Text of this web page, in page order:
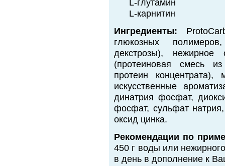
L-глутамин
L-карнитин
Ингредиенты:
глюкозных
декстрозы),
(протеиновая смесь
протеин концентрата),
искусственные
динатрия фосфат,
фосфат, сульфат
оксид цинка.
Рекомендации по
450 г воды или
в день в дополнение к